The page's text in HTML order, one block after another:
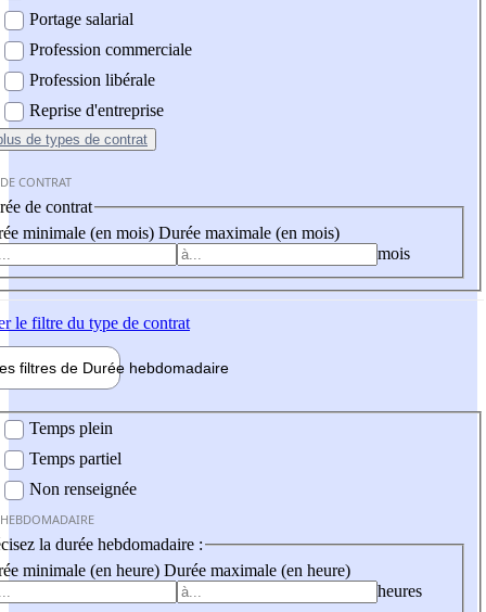
Portage salarial
Profession commerciale
Profession libérale
Reprise d'entreprise
de types de contrat
CONTRAT
de contrat
minimale (en mois) Durée maximale (en mois)
mois
le filtre du type de contrat
filtres de Durée hebdomadaire
Temps plein
Temps partiel
Non renseignée
la durée hebdomadaire :
minimale (en heure) Durée maximale (en heure)
heures